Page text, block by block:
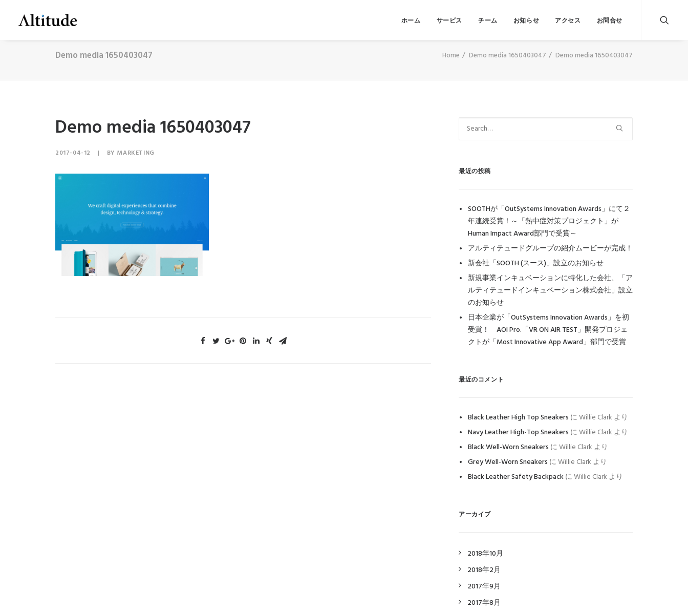
ホーム サービス チーム お知らせ アクセス お問合せ
Demo media 1650403047 Home Demo media 1650403047 Demo media 1650403047
Demo media 1650403047
2017-04-12 | BY MARKETING
最近の投稿
SOOTHが「OutSystems Innovation Awards」にて２
年連続受賞！～「熱中症対策プロジェクト」が
Human Impact Award部門で受賞～
アルティテュードグループの紹介ムービーが完成！
新会社「SOOTH (スース)」設立のお知らせ
新規事業インキュベーションに特化した会社、「ア
ルティテュードインキュベーション株式会社」設立
のお知らせ
日本企業が「OutSystems Innovation Awards」を初
受賞！ AOI Pro.「VR ON AIR TEST」開発プロジェ
クトが「Most Innovative App Award」部門で受賞
最近のコメント
Black Leather High Top Sneakers にWillie Clark より
Navy Leather High-Top Sneakers にWillie Clark より
Black Well-Worn Sneakers にWillie Clark より
Grey Well-Worn Sneakers にWillie Clark より
Black Leather Safety BackpackにWillie Clark より
アーカイブ
2018年10月
2018年2月
2017年9月
2017年8月